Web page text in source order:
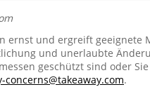
ernst und ergreift geeignete
und unerlaubte
geschützt sind oder
concerns@takeaway.com.